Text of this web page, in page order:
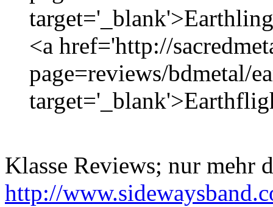
<a href='http://
page=reviews/bdmetal/
Klasse Reviews; nur mehr
http://